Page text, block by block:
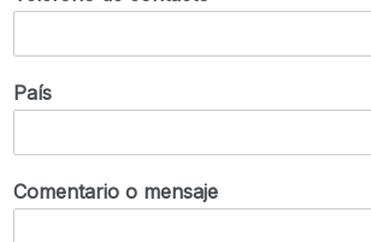
País
Comentario o mensaje